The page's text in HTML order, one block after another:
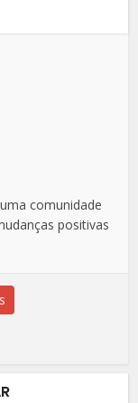
comunidade
positivas